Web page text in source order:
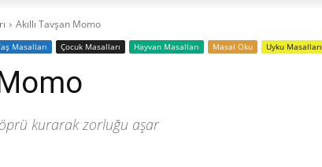
Akıllı Tavşan Momo
Masalları ‍Çocuk Masalları Hayvan Masalları Masal Oku Uyku Masalları
kurarak zorluğu aşar